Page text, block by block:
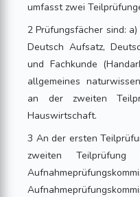
umfasst zwei
2 Prüfungsfächer sind:
Deutsch Aufsatz,
und Fachkunde
allgemeines
an der zweiten
Hauswirtschaft.
3 An der ersten
zweiten